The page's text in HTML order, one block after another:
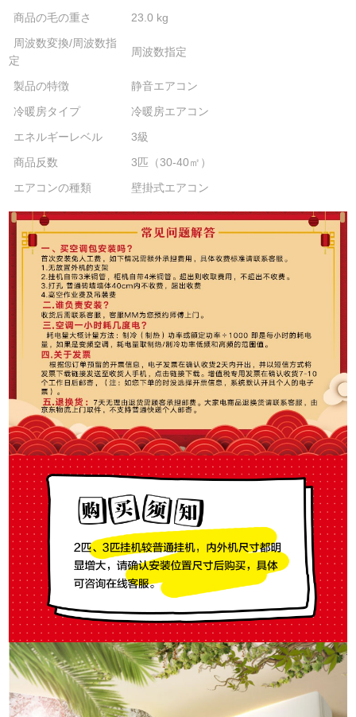
商品の毛の重さ
23.0 kg
周波数変換/周波数指
定
周波数指定
製品の特徴
静音エアコン
冷暖房タイプ
冷暖房エアコン
エネルギーレベル
3級
商品反数
3匹（30-40㎡）
エアコンの種類
壁掛式エアコン